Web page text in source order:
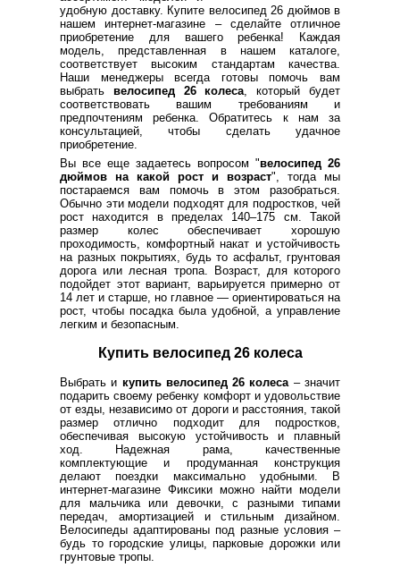
удобную доставку. Купите велосипед 26 дюймов в
нашем интернет-магазине – сделайте отличное
приобретение для вашего ребенка! Каждая
модель, представленная в нашем каталоге,
соответствует высоким стандартам качества.
Наши менеджеры всегда готовы помочь вам
выбрать велосипед 26 колеса , который будет
соответствовать вашим требованиям и
предпочтениям ребенка. Обратитесь к нам за
консультацией, чтобы сделать удачное
приобретение.
Вы все еще задаетесь вопросом "велосипед 26
дюймов на какой рост и возраст", тогда мы
постараемся вам помочь в этом разобраться.
Обычно эти модели подходят для подростков, чей
рост находится в пределах 140–175 см. Такой
размер колес обеспечивает хорошую
проходимость, комфортный накат и устойчивость
на разных покрытиях, будь то асфальт, грунтовая
дорога или лесная тропа. Возраст, для которого
подойдет этот вариант, варьируется примерно от
14 лет и старше, но главное — ориентироваться на
рост, чтобы посадка была удобной, а управление
легким и безопасным.
Купить велосипед 26 колеса
Выбрать и купить велосипед 26 колеса – значит
подарить своему ребенку комфорт и удовольствие
от езды, независимо от дороги и расстояния, такой
размер отлично подходит для подростков,
обеспечивая высокую устойчивость и плавный
ход. Надежная рама, качественные
комплектующие и продуманная конструкция
делают поездки максимально удобными. В
интернет-магазине Фиксики можно найти модели
для мальчика или девочки, с разными типами
передач, амортизацией и стильным дизайном.
Велосипеды адаптированы под разные условия –
будь то городские улицы, парковые дорожки или
грунтовые тропы.